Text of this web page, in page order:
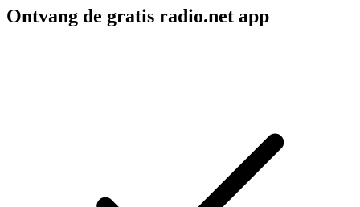
Ontvang de gratis radio.net app